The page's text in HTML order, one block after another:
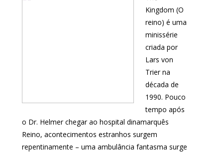
Kingdom (O
reino) é uma
minissérie
criada por
Lars von
Trier na
década de
1990. Pouco
tempo após
o Dr. Helmer chegar ao hospital dinamarquês
Reino, acontecimentos estranhos surgem
repentinamente – uma ambulância fantasma surge